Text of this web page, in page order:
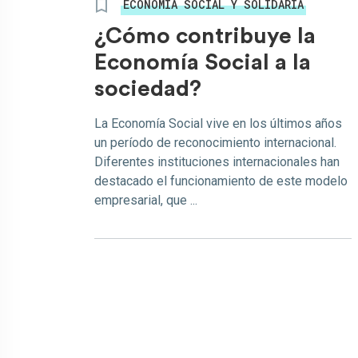
ECONOMÍA SOCIAL Y SOLIDARIA
¿Cómo contribuye la
Economía Social a la
sociedad?
La Economía Social vive en los últimos años
un período de reconocimiento internacional.
Diferentes instituciones internacionales han
destacado el funcionamiento de este modelo
empresarial, que ...